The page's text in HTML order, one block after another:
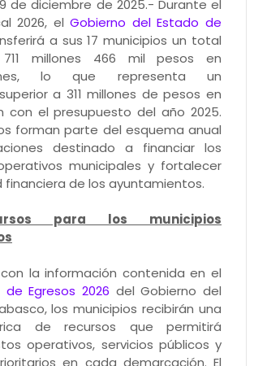
de diciembre de 2025.- Durante el
2026, elGobierno del Estado de
a sus 17 municipios un total
millones 466 mil pesos en
lo que representa un
a 311 millones de pesos en
con el presupuesto del año 2025.
forman parte del esquema anual
destinado a financiar los
municipales y fortalecer
financiera de los ayuntamientos.
para los municipios
la información contenida en el
Egresos 2026 del Gobierno del
los municipios recibirán una
de recursos que permitirá
operativos, servicios públicos y
en cada demarcación. El